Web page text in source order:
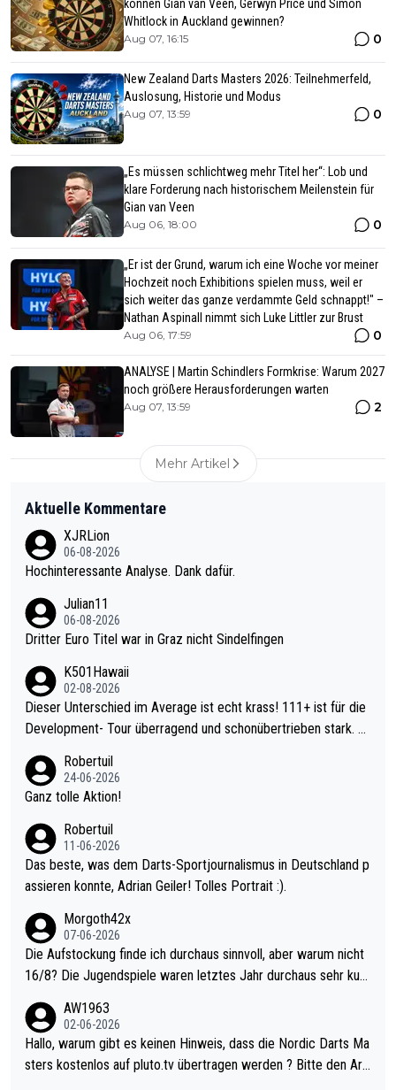
können Gian van Veen, Gerwyn Price und Simon
Whitlock in Auckland gewinnen?
Aug 07, 16:15 0
New Zealand Darts Masters 2026: Teilnehmerfeld,
Auslosung, Historie und Modus
Aug 07, 13:59 0
„Es müssen schlichtweg mehr Titel her“: Lob und
klare Forderung nach historischem Meilenstein für
Gian van Veen
Aug 06, 18:00 0
„Er ist der Grund, warum ich eine Woche vor meiner
Hochzeit noch Exhibitions spielen muss, weil er
sich weiter das ganze verdammte Geld schnappt!" –
Nathan Aspinall nimmt sich Luke Littler zur Brust
Aug 06, 17:59 0
ANALYSE | Martin Schindlers Formkrise: Warum 2027
noch größere Herausforderungen warten
Aug 07, 13:59 2
Mehr Artikel
Aktuelle Kommentare
XJRLion
06-08-2026
Hochinteressante Analyse. Dank dafür.
Julian11
06-08-2026
Dritter Euro Titel war in Graz nicht Sindelfingen
K501Hawaii
02-08-2026
Dieser Unterschied im Average ist echt krass! 111+ ist für die
Development- Tour überragend und schonübertrieben stark. U
mal 40+ erst recht. Da gewinnst keinen Blumentopf - ist ja noc
h krasser wie ein Pokalspiel eines Kreisligisten vs einem Bund
Robertuil
24-06-2026
Ganz tolle Aktion!
Robertuil
11-06-2026
Das beste, was dem Darts-Sportjournalismus in Deutschland p
assieren konnte, Adrian Geiler! Tolles Portrait :).
Morgoth42x
07-06-2026
Die Aufstockung finde ich durchaus sinnvoll, aber warum nicht
16/8? Die Jugendspiele waren letztes Jahr durchaus sehr kurz
Allerdings ist Mitchell Lawrie als Nummer 1 der Welt eh qualifi
ziert. Somit ändert die automatische Qualifikation des Weltmei
sters erstmal nichts. Ich denke sie wollen damit für nächstes J
AW1963
02-06-2026
Hallo, warum gibt es keinen Hinweis, dass die Nordic Darts Ma
sters kostenlos auf pluto.tv übertragen werden ? Bitte den Arti